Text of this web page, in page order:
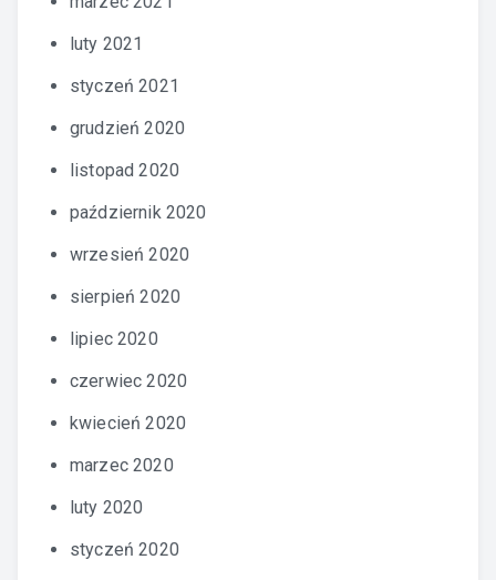
luty 2021
styczeń 2021
grudzień 2020
listopad 2020
październik 2020
wrzesień 2020
sierpień 2020
lipiec 2020
czerwiec 2020
kwiecień 2020
marzec 2020
luty 2020
styczeń 2020